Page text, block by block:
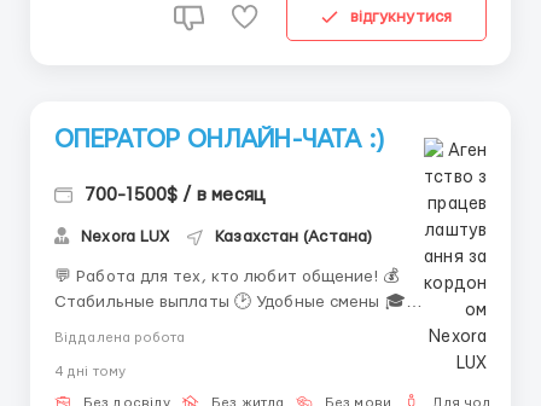
відгукнутися
ОПЕРАТОР ОНЛАЙН-ЧАТА :)
700-1500$ / в месяц
Nexora LUX Казахстан (Астана)
💬 Работа для тех, кто любит общение! 💰
Стабильные выплаты 🕑 Удобные смены 🎓
Обучение предусмотрено 📋 Задачи: • Переписка с
Пиши: @KARPOVAAAHR ...
Віддалена робота
4 днi тому
Без досвіду Без житла Без мови Для чоловіків